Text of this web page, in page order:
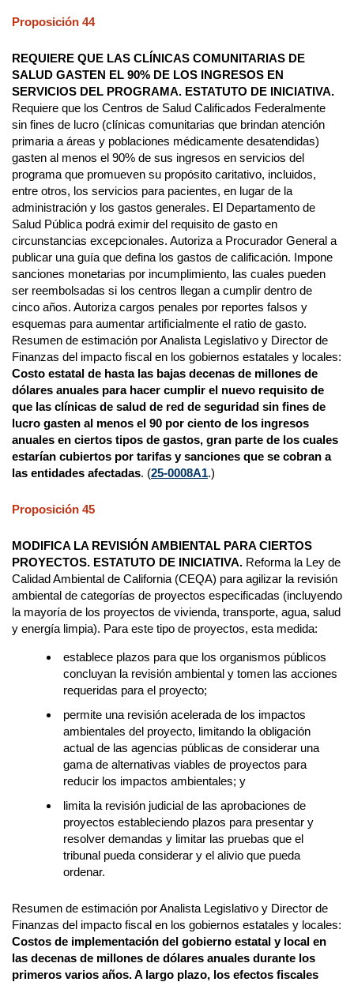
Proposición 44
REQUIERE QUE LAS CLÍNICAS COMUNITARIAS DE
SALUD GASTEN EL 90% DE LOS INGRESOS EN
SERVICIOS DEL PROGRAMA. ESTATUTO DE INICIATIVA.
Requiere que los Centros de Salud Calificados Federalmente
sin fines de lucro (clínicas comunitarias que brindan atención
primaria a áreas y poblaciones médicamente desatendidas)
gasten al menos el 90% de sus ingresos en servicios del
programa que promueven su propósito caritativo, incluidos,
entre otros, los servicios para pacientes, en lugar de la
administración y los gastos generales. El Departamento de
Salud Pública podrá eximir del requisito de gasto en
circunstancias excepcionales. Autoriza a Procurador General a
publicar una guía que defina los gastos de calificación. Impone
sanciones monetarias por incumplimiento, las cuales pueden
ser reembolsadas si los centros llegan a cumplir dentro de
cinco años. Autoriza cargos penales por reportes falsos y
esquemas para aumentar artificialmente el ratio de gasto.
Resumen de estimación por Analista Legislativo y Director de
Finanzas del impacto fiscal en los gobiernos estatales y locales:
Costo estatal de hasta las bajas decenas de millones de
dólares anuales para hacer cumplir el nuevo requisito de
que las clínicas de salud de red de seguridad sin fines de
lucro gasten al menos el 90 por ciento de los ingresos
anuales en ciertos tipos de gastos, gran parte de los cuales
estarían cubiertos por tarifas y sanciones que se cobran a
las entidades afectadas. (25-0008A1.)
Proposición 45
MODIFICA LA REVISIÓN AMBIENTAL PARA CIERTOS
PROYECTOS. ESTATUTO DE INICIATIVA. Reforma la Ley de
Calidad Ambiental de California (CEQA) para agilizar la revisión
ambiental de categorías de proyectos especificadas (incluyendo
la mayoría de los proyectos de vivienda, transporte, agua, salud
y energía limpia). Para este tipo de proyectos, esta medida:
establece plazos para que los organismos públicos
concluyan la revisión ambiental y tomen las acciones
requeridas para el proyecto;
permite una revisión acelerada de los impactos
ambientales del proyecto, limitando la obligación
actual de las agencias públicas de considerar una
gama de alternativas viables de proyectos para
reducir los impactos ambientales; y
limita la revisión judicial de las aprobaciones de
proyectos estableciendo plazos para presentar y
resolver demandas y limitar las pruebas que el
tribunal pueda considerar y el alivio que pueda
ordenar.
Resumen de estimación por Analista Legislativo y Director de
Finanzas del impacto fiscal en los gobiernos estatales y locales:
Costos de implementación del gobierno estatal y local en
las decenas de millones de dólares anuales durante los
primeros varios años. A largo plazo, los efectos fiscales